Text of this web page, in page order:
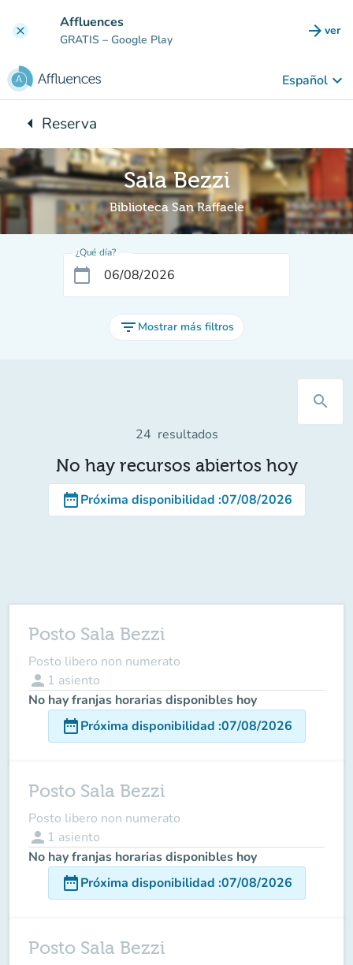
clear Affluences
GRATIS – Google Play arrow_forward ver
Español keyboard_arrow_down
arrow_leftVuelta:
Reserva
Sala Bezzi
Biblioteca San Raffaele
¿Qué día?
calendar_today
filter_list Mostrar más filtros
search
24 resultados
No hay recursos abiertos hoy
date_rangePróxima disponibilidad :07/08/2026
Posto Sala Bezzi
Posto libero non numerato
person 1 asiento
No hay franjas horarias disponibles hoy
date_rangePróxima disponibilidad :07/08/2026
Posto Sala Bezzi
Posto libero non numerato
person 1 asiento
No hay franjas horarias disponibles hoy
date_rangePróxima disponibilidad :07/08/2026
Posto Sala Bezzi